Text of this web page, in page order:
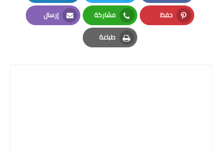
Facebook
Twitter
LinkedIn
حفظ
Pinterest
مشاركة
Whatsapp
إرسال
Email
طباعة
Print